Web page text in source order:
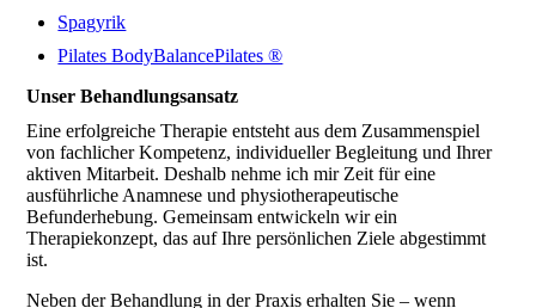
Spagyrik
Pilates BodyBalancePilates ®
Unser Behandlungsansatz
Eine erfolgreiche Therapie entsteht aus dem Zusammenspiel
von fachlicher Kompetenz, individueller Begleitung und Ihrer
aktiven Mitarbeit. Deshalb nehme ich mir Zeit für eine
ausführliche Anamnese und physiotherapeutische
Befunderhebung. Gemeinsam entwickeln wir ein
Therapiekonzept, das auf Ihre persönlichen Ziele abgestimmt
ist.
Neben der Behandlung in der Praxis erhalten Sie – wenn